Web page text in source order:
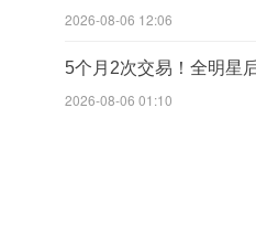
2026-08-06 12:06
5个月2次交易！全明星
2026-08-06 01:10